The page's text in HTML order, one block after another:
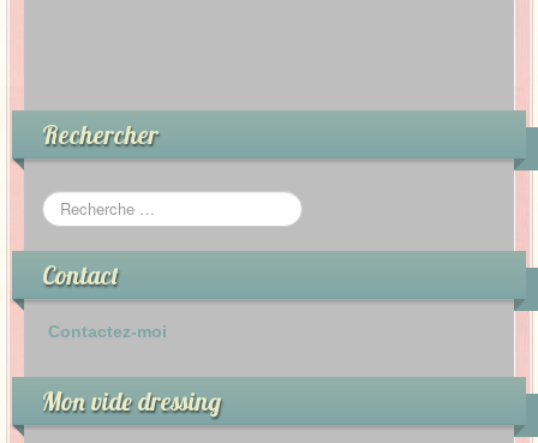
Rechercher
Contact
Contactez-moi
Mon vide dressing